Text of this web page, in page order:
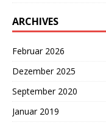
ARCHIVES
Februar 2026
Dezember 2025
September 2020
Januar 2019